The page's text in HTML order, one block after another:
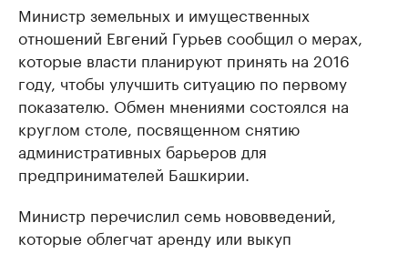
Министр земельных и имущественных
отношений Евгений Гурьев сообщил о мерах,
которые власти планируют принять на 2016
году, чтобы улучшить ситуацию по первому
показателю. Обмен мнениями состоялся на
круглом столе, посвященном снятию
административных барьеров для
предпринимателей Башкирии.
Министр перечислил семь нововведений,
которые облегчат аренду или выкуп